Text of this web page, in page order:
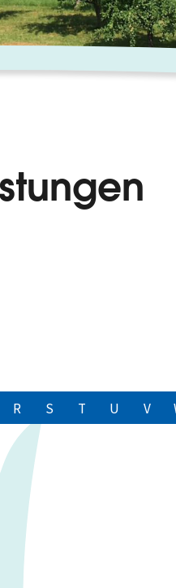
R S T U V